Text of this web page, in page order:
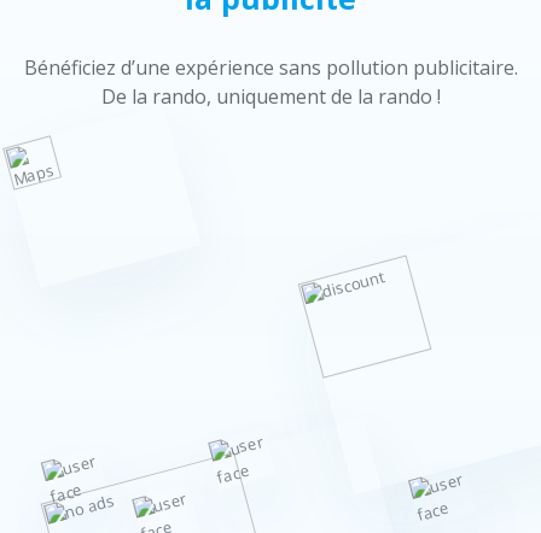
Bénéficiez d’une expérience sans pollution publicitaire.
De la rando, uniquement de la rando !